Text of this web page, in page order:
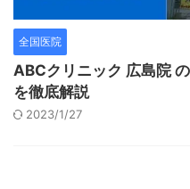
全国医院
ABCクリニック 広島院
を徹底解説
2023/1/27